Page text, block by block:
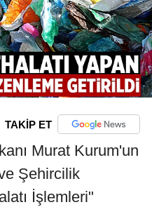
TAKİP ET
Murat Kurum'un
Şehircilik
İşlemleri"